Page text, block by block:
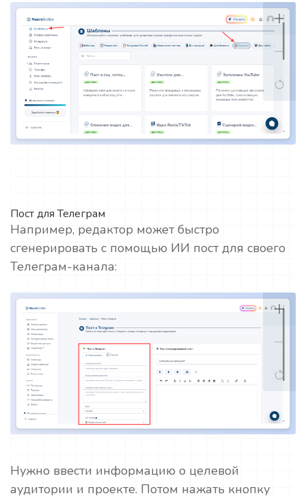
Пост для Телеграм
Например, редактор может быстро
сгенерировать с помощью ИИ пост для своего
Телеграм-канала:
Нужно ввести информацию о целевой
аудитории и проекте. Потом нажать кнопку